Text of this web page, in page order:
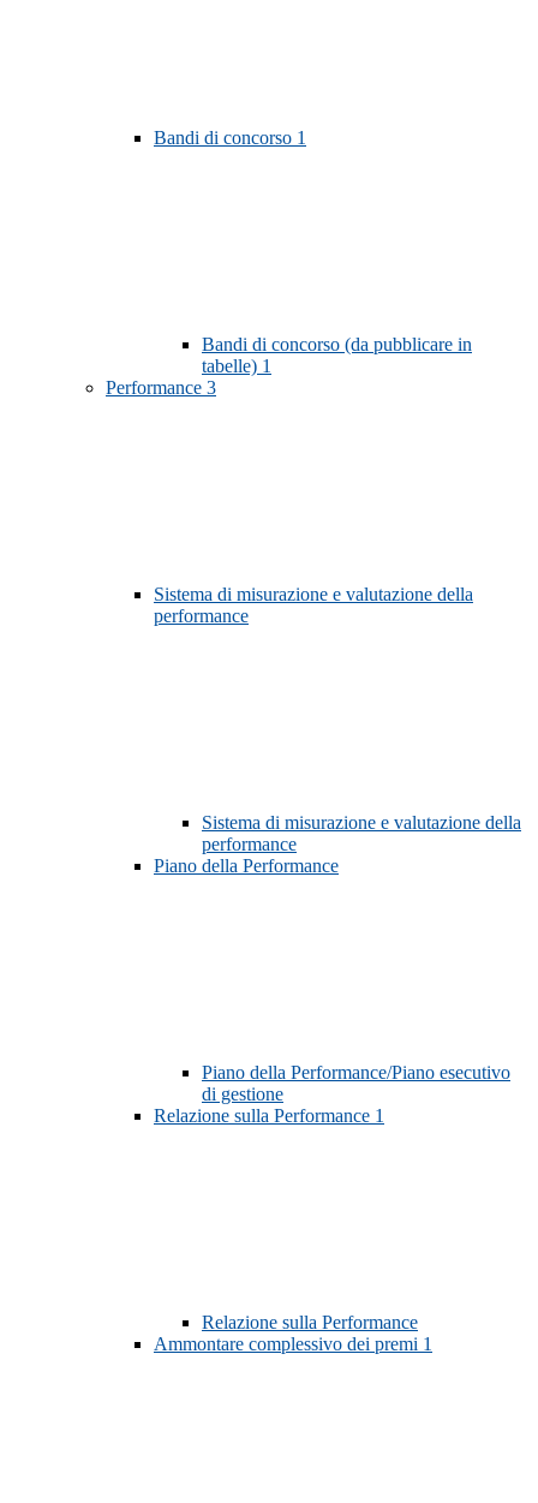
Bandi di concorso 1
Bandi di concorso (da pubblicare in
tabelle) 1
Performance 3
Sistema di misurazione e valutazione della
performance
Sistema di misurazione e valutazione della
performance
Piano della Performance
Piano della Performance/Piano esecutivo
di gestione
Relazione sulla Performance 1
Relazione sulla Performance
Ammontare complessivo dei premi 1